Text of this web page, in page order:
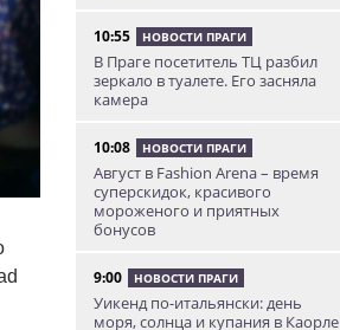
10:55 НОВОСТИ ПРАГИ
В Праге посетитель ТЦ разбил
зеркало в туалете. Его засняла
камера
10:08 НОВОСТИ ПРАГИ
Август в Fashion Arena – время
суперскидок, красивого
мороженого и приятных
бонусов
9:00 НОВОСТИ ПРАГИ
Уикенд по-итальянски: день
моря, солнца и купания в Каорле